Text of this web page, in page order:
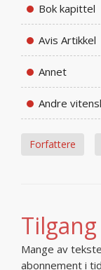
Bok kapittel
Avis Artikkel
Annet
Andre
Forfattere
Mange av
abonnement i